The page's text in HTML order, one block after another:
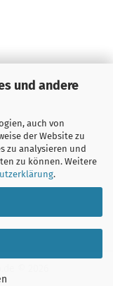
und andere
auch von
der Website zu
zu analysieren und
zu können. Weitere
.